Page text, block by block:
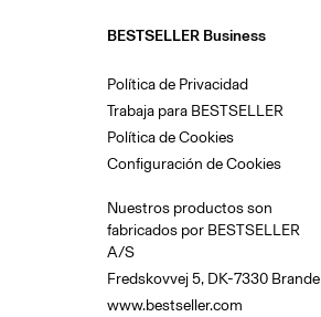
BESTSELLER Business
Política de Privacidad
Trabaja para BESTSELLER
Política de Cookies
Configuración de Cookies
Nuestros productos son
fabricados por BESTSELLER
A/S
Fredskovvej 5, DK-7330 Brande
www.bestseller.com